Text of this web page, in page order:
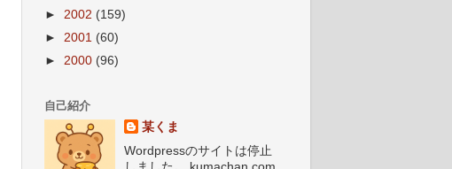
► 2002 (159)
► 2001 (60)
► 2000 (96)
自己紹介
某くま
Wordpressのサイトは停止